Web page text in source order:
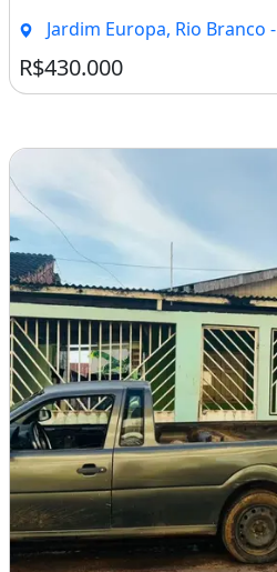
Jardim Europa, Rio Branco
R$430.000